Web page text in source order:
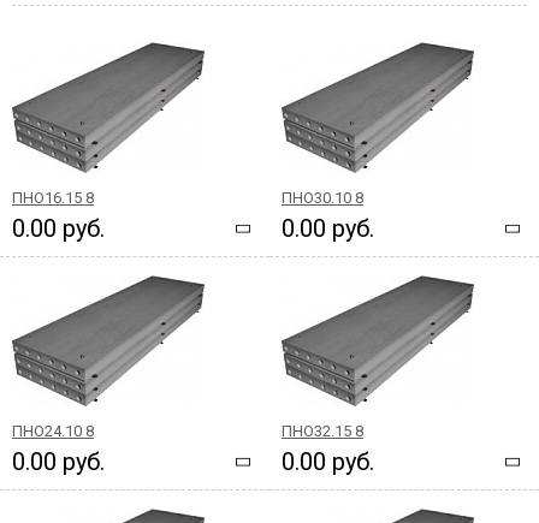
ПНО16.15 8
0.00 руб.
ПНО30.10 8
0.00 руб.
ПНО24.10 8
0.00 руб.
ПНО32.15 8
0.00 руб.